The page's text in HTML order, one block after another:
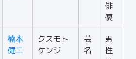
俳
優
楠本
健二
クスモト
ケンジ
芸
名
男
性